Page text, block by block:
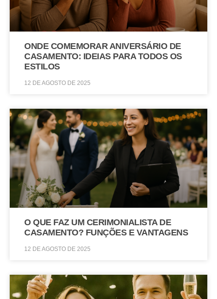
ONDE COMEMORAR ANIVERSÁRIO DE
CASAMENTO: IDEIAS PARA TODOS OS
ESTILOS
12 DE AGOSTO DE 2025
O QUE FAZ UM CERIMONIALISTA DE
CASAMENTO? FUNÇÕES E VANTAGENS
12 DE AGOSTO DE 2025